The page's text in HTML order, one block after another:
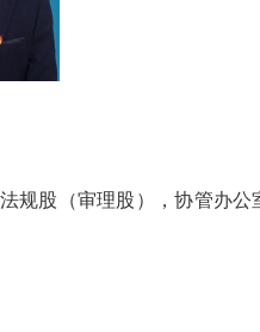
股（审理股），协管办公